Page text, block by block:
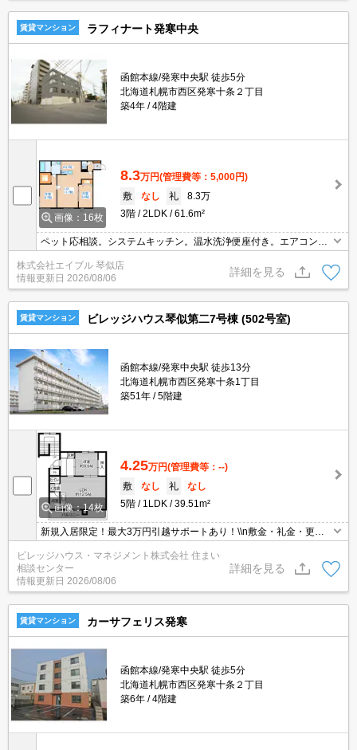
賃貸マンション ラフィナート発寒中央
函館本線/発寒中央駅 徒歩5分
北海道札幌市西区発寒十条２丁目
築4年
4階建
画像：16枚
8.3万円(管理費等：5,000円)
敷
なし 礼
8.3万
3階
2LDK 61.6m²
ペット応相談。システムキッチン。温水洗浄便座付き。エアコン付
き。インターネット無料。オートロック。エレベーターあり。宅配
ボックスあり。TVインターホン付き。角部屋。初期費用カード払い
可。
株式会社エイブル 琴似店
情報更新日 2026/08/06
詳細を見る
賃貸マンション ビレッジハウス琴似第二7号棟 (502号室)
函館本線/発寒中央駅 徒歩13分
北海道札幌市西区発寒十条1丁目
築51年
5階建
画像：14枚
4.25万円(管理費等：--)
敷
なし 礼
なし
5階
1LDK 39.51m²
新規入居限定！最大3万円引越サポートあり！\\n敷金・礼金・更新
料・鍵交換手数料0円！※契約内容や審査の結果、敷金をお預かり
する場合がございます。
ビレッジハウス・マネジメント株式会社 住まい
相談センター
情報更新日 2026/08/06
詳細を見る
賃貸マンション カーサフェリス発寒
函館本線/発寒中央駅 徒歩5分
北海道札幌市西区発寒十条２丁目
築6年
4階建